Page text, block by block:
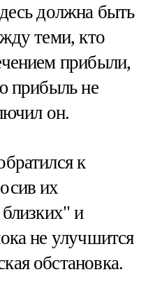
должна быть
теми, кто
прибыли,
прибыль не
он.
к
их
и
не улучшится
обстановка.